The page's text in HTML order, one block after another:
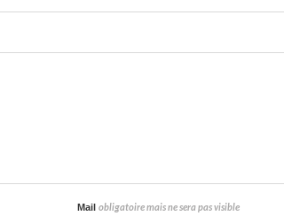
Mail obligatoire mais ne sera pas visible